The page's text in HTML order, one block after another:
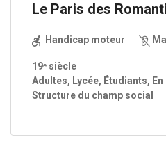
Le Paris des
Handicap moteur
19ᵉ siècle
Adultes, Lycée, Étudiants,
Structure du champ social